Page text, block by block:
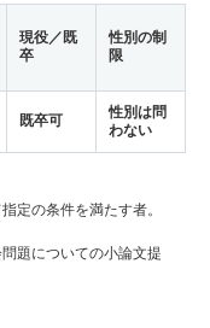
現役／既
卒
性別の制
限
既卒可
性別は問
わない
定の条件を満たす者。
題についての小論文提